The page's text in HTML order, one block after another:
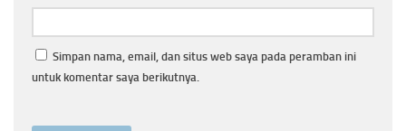
Simpan nama, email, dan situs web saya pada peramban ini
untuk komentar saya berikutnya.